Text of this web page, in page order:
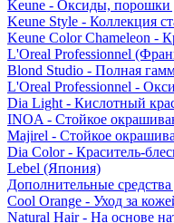
Keune - Оксиды, порошки
Keune Style - Коллекция
Keune Color Chameleon -
L'Oreal Professionnel
Blond Studio - Полная
L'Oreal Professionnel -
Dia Light - Кислотный
INOA - Стойкое
Majirel - Стойкое
Dia Color - Краситель-
Lebel (Япония)
Дополнительные
Cool Orange - Уход за
Natural Hair - На основе